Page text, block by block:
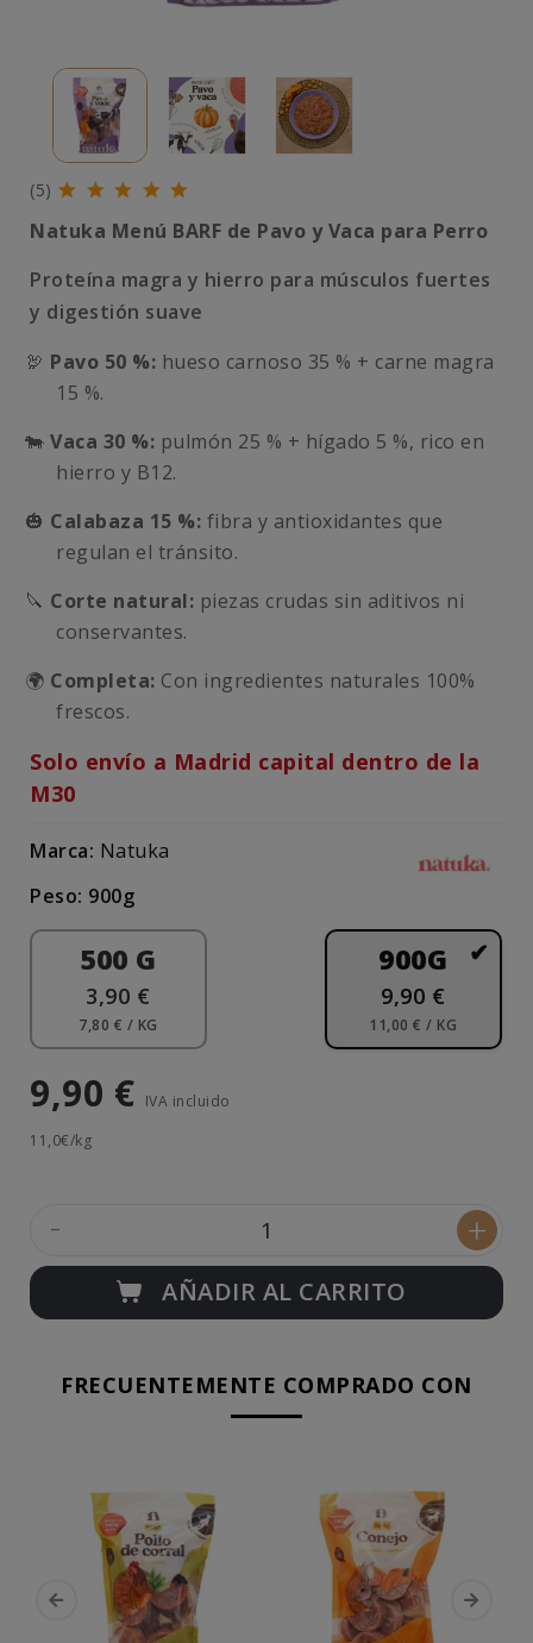
(5)
Natuka Menú BARF de Pavo y Vaca para Perro
Proteína magra y hierro para músculos fuertes
y digestión suave
🦃 Pavo 50 %: hueso carnoso 35 % + carne magra
15 %.
🐄 Vaca 30 %: pulmón 25 % + hígado 5 %, rico en
hierro y B12.
🎃 Calabaza 15 %: fibra y antioxidantes que
regulan el tránsito.
🔪 Corte natural: piezas crudas sin aditivos ni
conservantes.
🌍 Completa: Con ingredientes naturales 100%
frescos.
Solo envío a Madrid capital dentro de la
M30
Marca: Natuka
Peso: 900g
500 G
3,90 €
7,80 € / KG
900G
9,90 €
11,00 € / KG
9,90 € IVA incluido
11,0€/kg
- +
AÑADIR AL CARRITO
FRECUENTEMENTE COMPRADO CON